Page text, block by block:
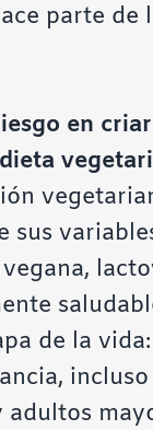
parte
en
sus
de la